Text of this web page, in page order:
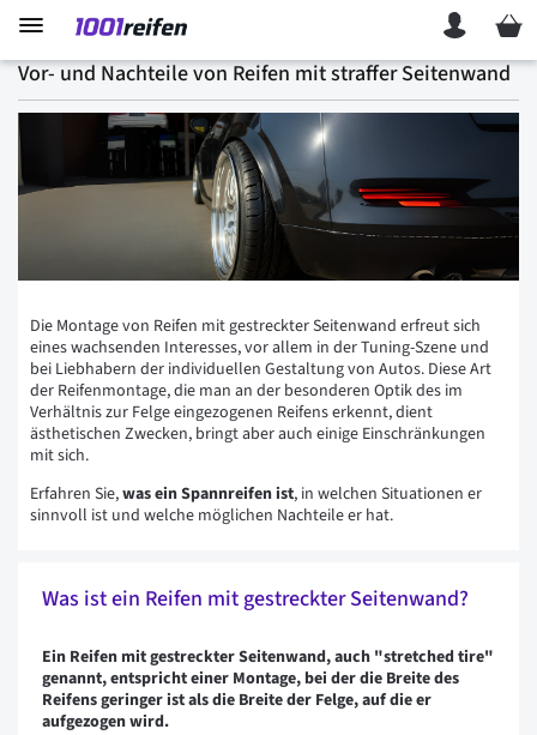
Mein
Vor- und Nachteile von Reifen mit straffer Seitenwand
Die Montage von Reifen mit gestreckter Seitenwand erfreut sich
eines wachsenden Interesses, vor allem in der Tuning-Szene und
bei Liebhabern der individuellen Gestaltung von Autos. Diese Art
der Reifenmontage, die man an der besonderen Optik des im
Verhältnis zur Felge eingezogenen Reifens erkennt, dient
ästhetischen Zwecken, bringt aber auch einige Einschränkungen
mit sich.
Erfahren Sie,was ein Spannreifen ist, in welchen Situationen er
sinnvoll ist und welche möglichen Nachteile er hat.
Was ist ein Reifen mit gestreckter Seitenwand?
Ein Reifen mit gestreckter Seitenwand, auch "stretched tire"
genannt, entspricht einer Montage, bei der die Breite des
Reifens geringer ist als die Breite der Felge, auf die er
aufgezogen wird.